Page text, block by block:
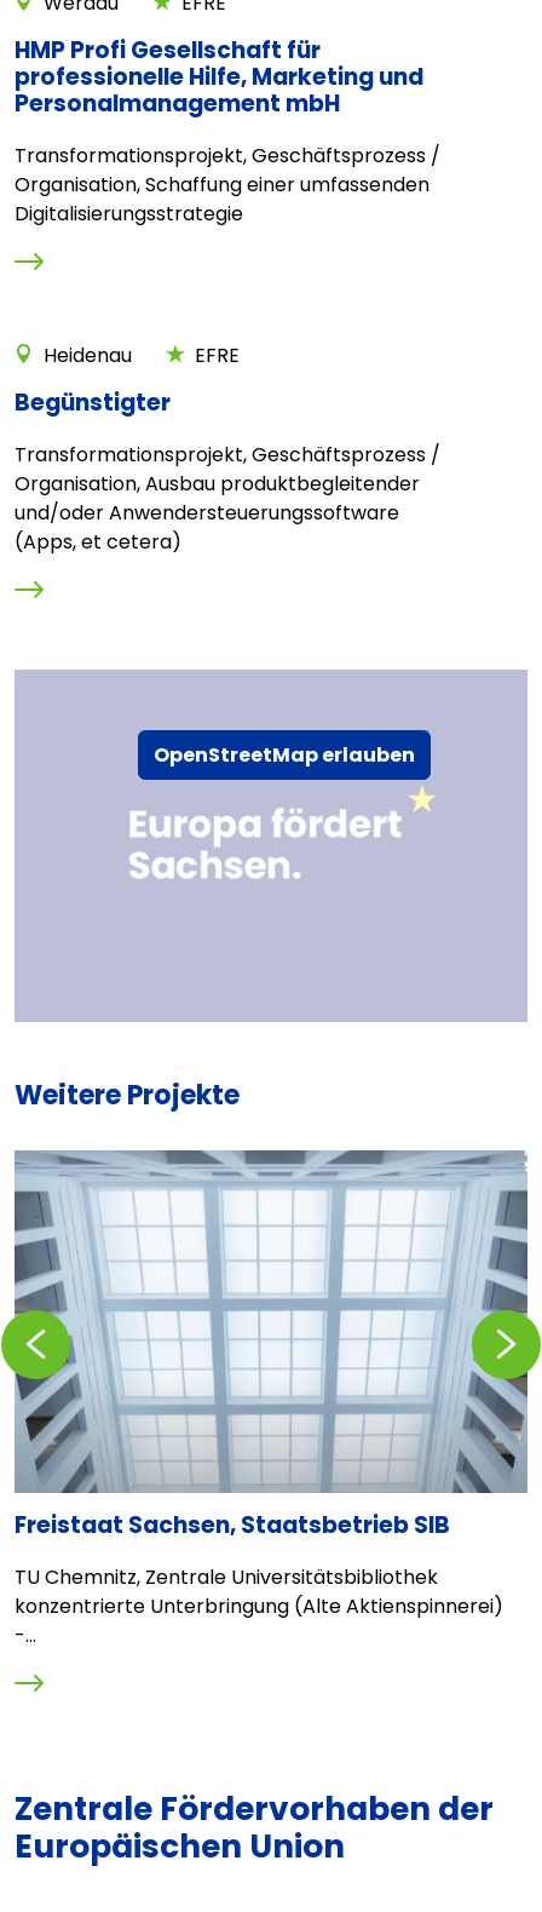
HMP Profi Gesellschaft für
professionelle Hilfe, Marketing und
Personalmanagement mbH
Transformationsprojekt, Geschäftsprozess /
Organisation, Schaffung einer umfassenden
Digitalisierungsstrategie
Heidenau EFRE
Begünstigter
Transformationsprojekt, Geschäftsprozess /
Organisation, Ausbau produktbegleitender
und/oder Anwendersteuerungssoftware
(Apps, et cetera)
OpenStreetMap erlauben
Weitere Projekte
Freistaat Sachsen, Staatsbetrieb SIB
TU Chemnitz, Zentrale Universitätsbibliothek
konzentrierte Unterbringung (Alte Aktienspinnerei)
-...
Zurückblättern
Zentrale Fördervorhaben der
Europäischen Union